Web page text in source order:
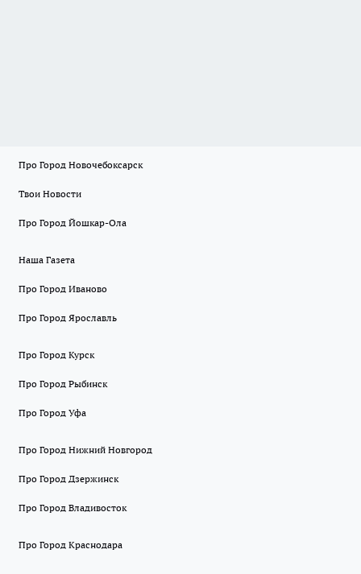
Про Город Новочебоксарск
Твои Новости
Про Город Йошкар-Ола
Наша Газета
Про Город Иваново
Про Город Ярославль
Про Город Курск
Про Город Рыбинск
Про Город Уфа
Про Город Нижний Новгород
Про Город Дзержинск
Про Город Владивосток
Про Город Краснодара